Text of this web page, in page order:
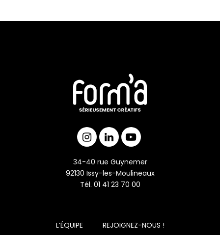
34-40 rue Guynemer
92130 Issy-les-Moulineaux
Tél. 01 41 23 70 00
L’ÉQUIPE REJOIGNEZ-NOUS !